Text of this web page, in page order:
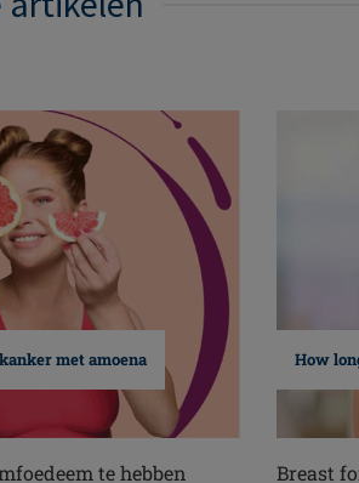
met amoena
te hebben
How
Breast